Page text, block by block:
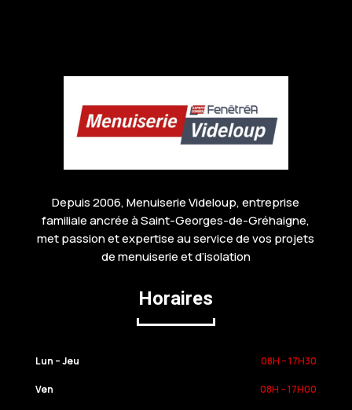
Depuis 2006, Menuiserie Videloup, entreprise
familiale ancrée à Saint-Georges-de-Gréhaigne,
met passion et expertise au service de vos projets
de menuiserie et d’isolation
Horaires
Lun – Jeu 08H – 17H30
Ven 08H – 17H00